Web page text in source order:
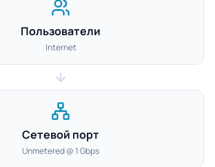
Пользователи
Internet
Сетевой порт
Unmetered @ 1 Gbps